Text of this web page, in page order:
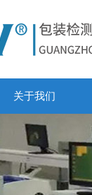
关于我们